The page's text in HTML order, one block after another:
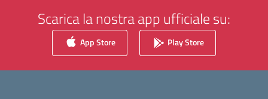
Scarica la nostra app ufficiale su:
App Store Play Store